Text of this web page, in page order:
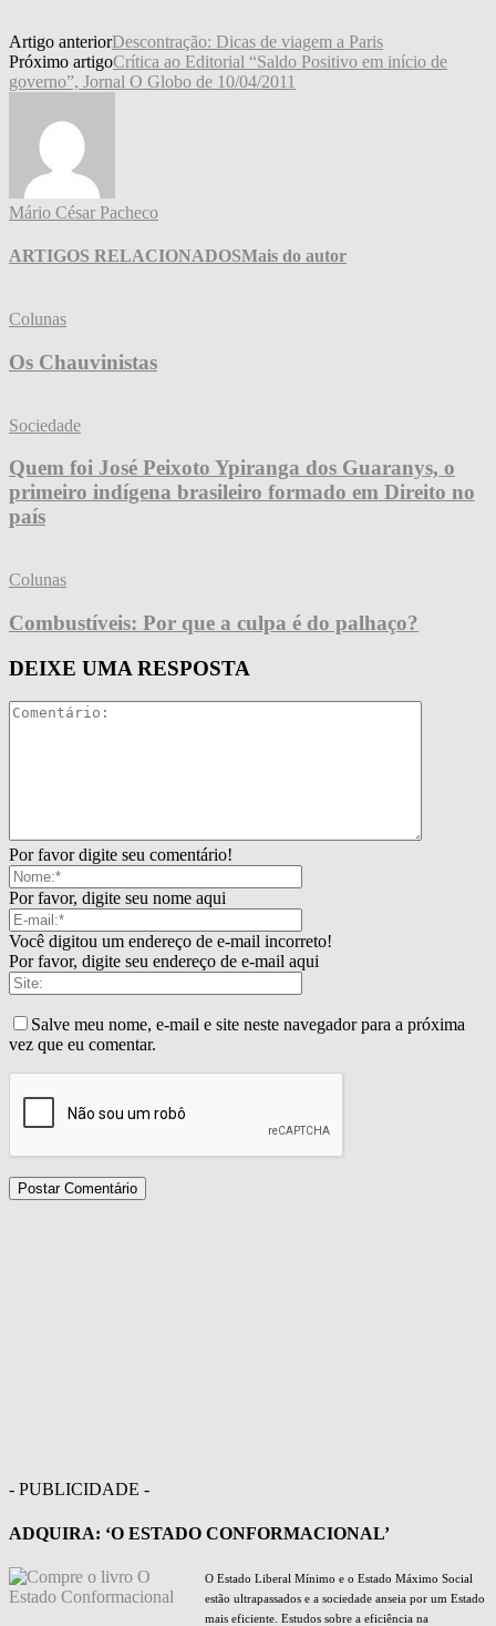
Artigo anteriorDescontração: Dicas de viagem a Paris
Próximo artigoCrítica ao Editorial “Saldo Positivo em início de
governo”, Jornal O Globo de 10/04/2011
Mário César Pacheco
ARTIGOS RELACIONADOSMais do autor
Colunas
Os Chauvinistas
Sociedade
Quem foi José Peixoto Ypiranga dos Guaranys, o
primeiro indígena brasileiro formado em Direito no
país
Colunas
Combustíveis: Por que a culpa é do palhaço?
DEIXE UMA RESPOSTA
Por favor digite seu comentário!
Por favor, digite seu nome aqui
Você digitou um endereço de e-mail incorreto!
Por favor, digite seu endereço de e-mail aqui
Salve meu nome, e-mail e site neste navegador para a próxima
vez que eu comentar.
- PUBLICIDADE -
ADQUIRA: ‘O ESTADO CONFORMACIONAL’
O Estado Liberal Mínimo e o Estado Máximo Social
estão ultrapassados e a sociedade anseia por um Estado
mais eficiente. Estudos sobre a eficiência na